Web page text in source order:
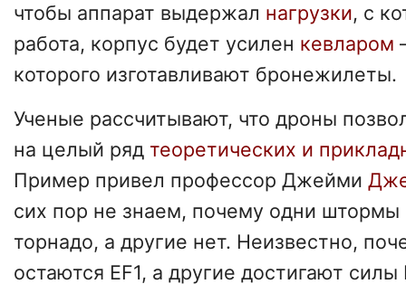
чтобы аппарат выдержал нагрузки, с
работа, корпус будет усилен кевларом
которого изготавливают бронежилеты.
Ученые рассчитывают, что дроны
на целый ряд теоретических и
Пример привел профессор Джейми
сих пор не знаем, почему одни
торнадо, а другие нет. Неизвестно,
остаются EF1, а другие достигают силы